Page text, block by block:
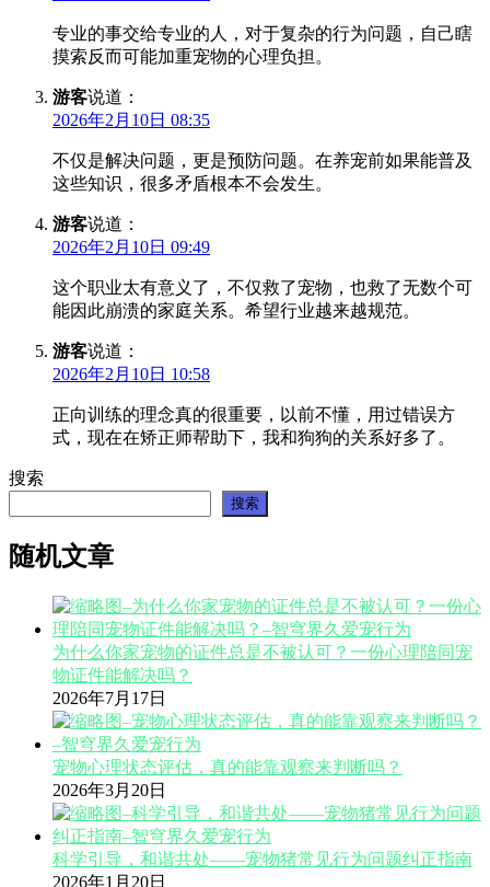
专业的事交给专业的人，对于复杂的行为问题，自己瞎
摸索反而可能加重宠物的心理负担。
游客说道：
2026年2月10日 08:35
不仅是解决问题，更是预防问题。在养宠前如果能普及
这些知识，很多矛盾根本不会发生。
游客说道：
2026年2月10日 09:49
这个职业太有意义了，不仅救了宠物，也救了无数个可
能因此崩溃的家庭关系。希望行业越来越规范。
游客说道：
2026年2月10日 10:58
正向训练的理念真的很重要，以前不懂，用过错误方
式，现在在矫正师帮助下，我和狗狗的关系好多了。
搜索
搜索
随机文章
为什么你家宠物的证件总是不被认可？一份心理陪同宠
物证件能解决吗？
2026年7月17日
宠物心理状态评估，真的能靠观察来判断吗？
2026年3月20日
科学引导，和谐共处——宠物猪常见行为问题纠正指南
2026年1月20日